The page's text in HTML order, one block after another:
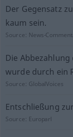
Der Gegensatz
kaum sein.
Source: News-
Die
wurde durch ein
Source: GlobalVoices
Entschließung
Source: Europarl